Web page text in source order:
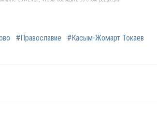
#Православие #Касым-Жомарт Токаев